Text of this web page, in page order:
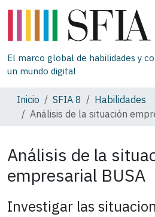
El marco global de habilidades y
un mundo digital
Inicio SFIA 8
Habilidades
Análisis de la situación
Análisis de la
empresarial BUSA
Investigar las